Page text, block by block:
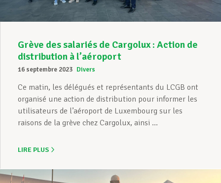
Grève des salariés de Cargolux : Action de
distribution à l’aéroport
16 septembre 2023 Divers
Ce matin, les délégués et représentants du LCGB ont
organisé une action de distribution pour informer les
utilisateurs de l’aéroport de Luxembourg sur les
raisons de la grève chez Cargolux, ainsi ...
LIRE PLUS